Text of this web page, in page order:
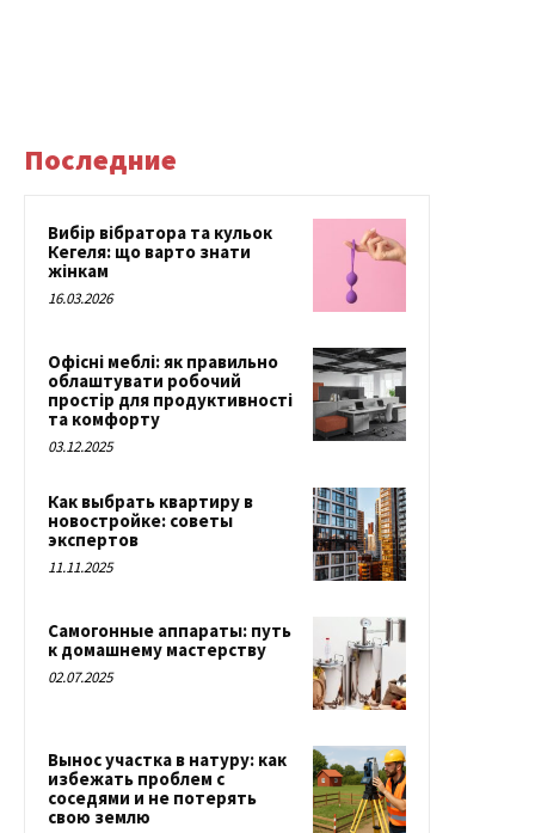
Последние
Вибір вібратора та кульок
Кегеля: що варто знати
жінкам
16.03.2026
Офісні меблі: як правильно
облаштувати робочий
простір для продуктивності
та комфорту
03.12.2025
Как выбрать квартиру в
новостройке: советы
экспертов
11.11.2025
Самогонные аппараты: путь
к домашнему мастерству
02.07.2025
Вынос участка в натуру: как
избежать проблем с
соседями и не потерять
свою землю